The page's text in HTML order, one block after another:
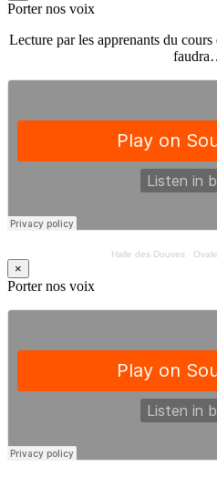
Porter nos voix
Lecture par les apprenants du
Halle des Douves·
×
Porter nos voix